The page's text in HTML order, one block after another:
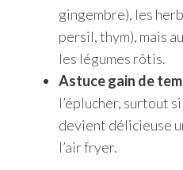
gingembre), les
persil, thym), mais
les légumes rôtis.
Astuce gain de
l’éplucher, surtout
devient délicieuse
l’air fryer.